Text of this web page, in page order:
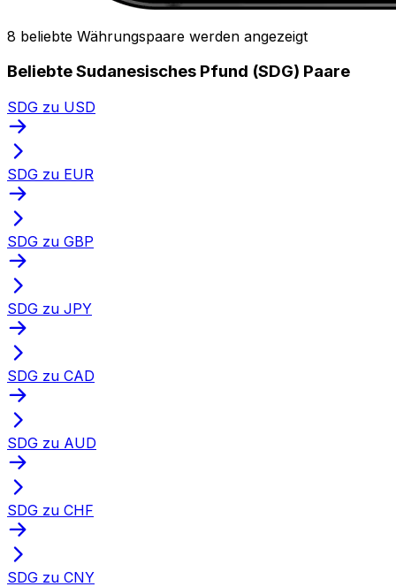
8 beliebte Währungspaare werden angezeigt
Beliebte Sudanesisches Pfund (SDG) Paare
SDG zu USD
SDG zu EUR
SDG zu GBP
SDG zu JPY
SDG zu CAD
SDG zu AUD
SDG zu CHF
SDG zu CNY